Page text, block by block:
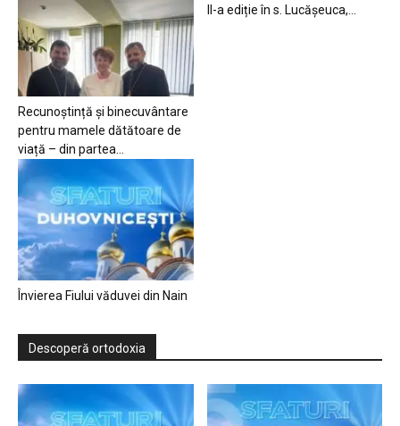
Recunoștință și binecuvântare
pentru mamele dătătoare de
viață – din partea...
II-a ediție în s. Lucășeuca,...
Învierea Fiului văduvei din Nain
Descoperă ortodoxia